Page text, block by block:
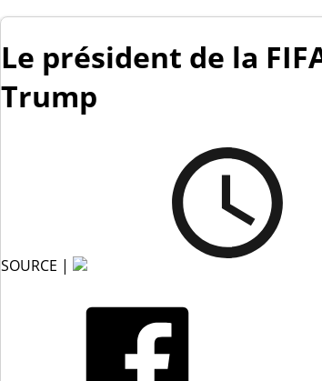
Le président de la
Trump
SOURCE |